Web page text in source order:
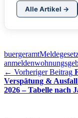
Alle Artikel →
buergeramt
anmelden
← Vorheriger Beitrag
Verspätung & Ausfall
2026 – Tabelle nach